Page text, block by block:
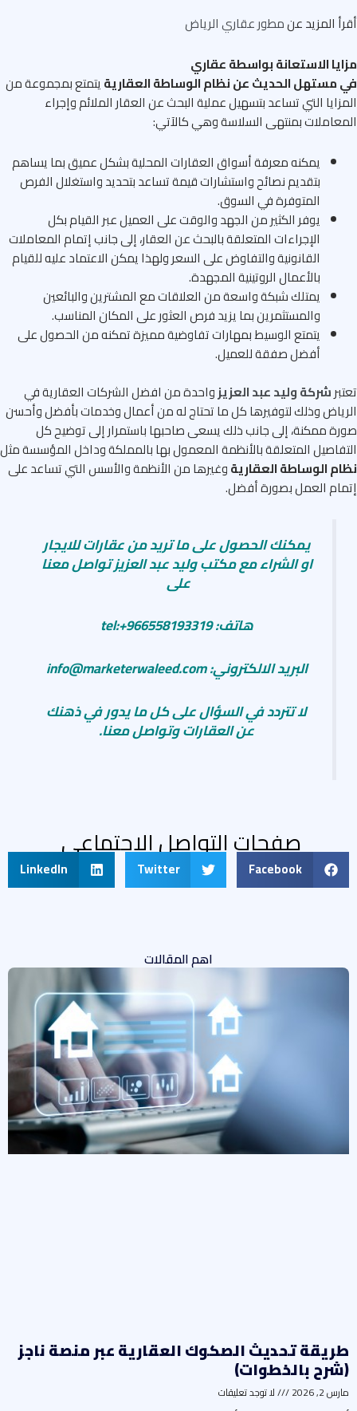
المزيد عنمطور عقاري الرياض
الاستعانة بواسطة عقاري
مستهل الحديث عن نظام الوساطة العقاريةيتمتع بمجموعة من
التي تساعد بتسهيل عملية البحث عن العقار الملائم وإجراء
بمنتهى السلاسة وهي كالآتي:
يمكنه معرفة أسواق العقارات المحلية بشكل عميق بما يساهم
بتقديم نصائح واستشارات قيمة تساعد بتحديد واستغلال الفرص
المتوفرة في السوق.
يوفر الكثير من الجهد والوقت على العميل عبر القيام بكل
الإجراءات المتعلقة بالبحث عن العقار، إلى جانب إتمام المعاملات
القانونية والتفاوض على السعر ولهذا يمكن الاعتماد عليه للقيام
بالأعمال الروتينية المجهدة.
يمتلك شبكة واسعة من العلاقات مع المشترين والبائعين
والمستثمرين بما يزيد فرص العثور على المكان المناسب.
يتمتع الوسيط بمهارات تفاوضية مميزة تمكنه من الحصول على
أفضل صفقة للعميل.
شركة وليد عبد العزيزواحدة من افضل الشركات العقارية في
وذلك لتوفيرها كل ما تحتاج له من أعمال وخدمات بأفضل وأحسن
ممكنة، إلى جانب ذلك يسعى صاحبها باستمرار إلى توضيح كل
المتعلقة بالأنظمة المعمول بها بالمملكة وداخل المؤسسة مثل
الوساطة العقاريةوغيرها من الأنظمة والأسس التي تساعد على
العمل بصورة أفضل.
يمكنك الحصول على ما تريد من عقارات للايجار
او الشراء مع مكتب وليد عبد العزيز تواصل معنا
على
هاتف: tel:+966558193319
البريد الالكتروني: info@marketerwaleed.com
لا تتردد في السؤال على كل ما يدور في ذهنك
عن العقارات وتواصل معنا.
صفحات التواصل الاجتماعى
Facebook
Twitter
LinkedIn
اهم المقالات
تحديث الصكوك العقارية عبر منصة ناجز
بالخطوات)
2, 2026 لا توجد تعليقات